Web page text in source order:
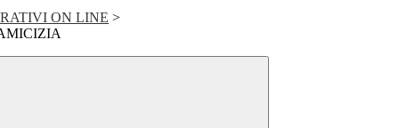
ON LINE >